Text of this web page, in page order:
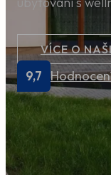
O nás
Aktuality
Lokalita
Kontakt
VÍCE O
9,7